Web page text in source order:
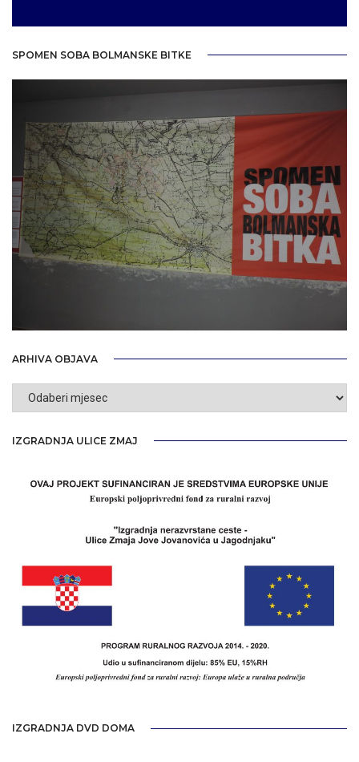
SPOMEN SOBA BOLMANSKE BITKE
ARHIVA OBJAVA
Arhiva
objava
IZGRADNJA ULICE ZMAJ
IZGRADNJA DVD DOMA